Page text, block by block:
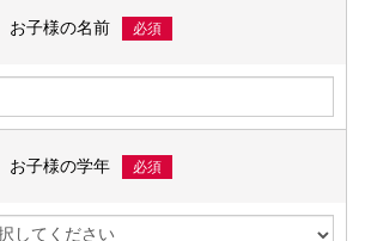
お子様の名前 必須
お子様の学年 必須